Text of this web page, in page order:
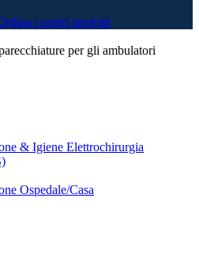
i nostri prodotti
per gli ambulatori
& Igiene Elettrochirurgia
Ospedale/Casa